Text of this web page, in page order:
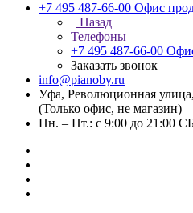
+7 495 487-66-00 Офис
Назад
Телефоны
+7 495 487-66-00
Заказать звонок
info@pianoby.ru
Уфа, Революционная
(Только офис, не магазин)
Пн. – Пт.: с 9:00 до 21:00